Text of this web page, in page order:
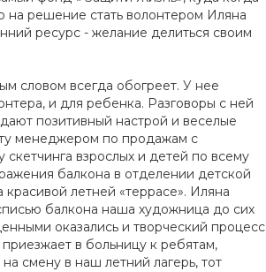
на решение стать волонтером Иляна
ресурс - желание делиться своим
словом всегда обогреет. У нее
и для ребенка. Разговоры с ней
позитивный настрой и веселые
менеджером по продажам с
взрослых и детей по всему
балкона в отделении детской
летней «террасе». Иляна
балкона наша художница до сих
оказались и творческий процесс
в больницу к ребятам,
смену в наш летний лагерь, тот